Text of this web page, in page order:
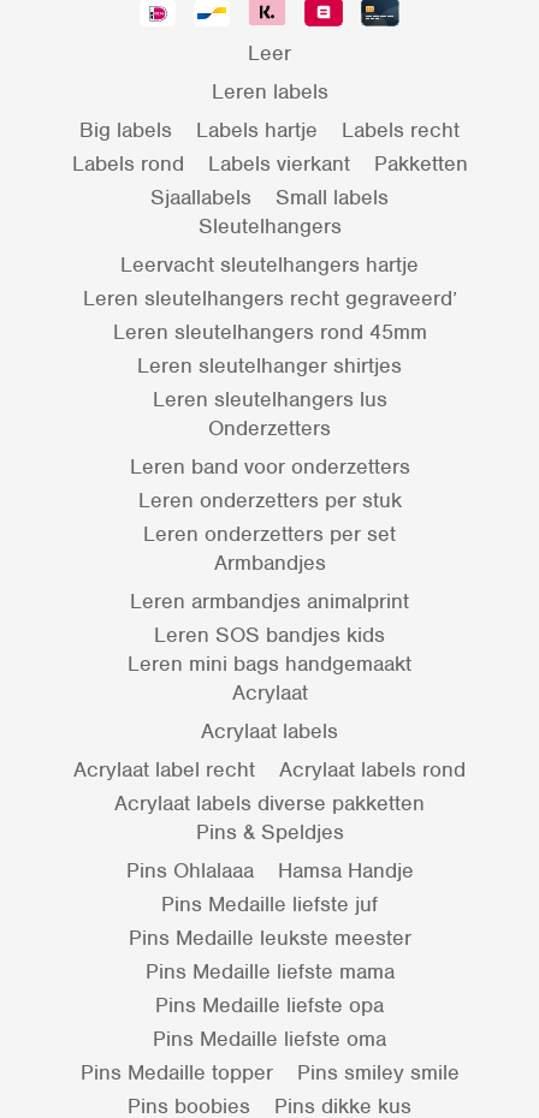
Leer
Leren labels
Big labels
Labels hartje
Labels recht
Labels rond
Labels vierkant
Pakketten
Sjaallabels
Small labels
Sleutelhangers
Leervacht sleutelhangers hartje
Leren sleutelhangers recht gegraveerd’
Leren sleutelhangers rond 45mm
Leren sleutelhanger shirtjes
Leren sleutelhangers lus
Onderzetters
Leren band voor onderzetters
Leren onderzetters per stuk
Leren onderzetters per set
Armbandjes
Leren armbandjes animalprint
Leren SOS bandjes kids
Leren mini bags handgemaakt
Acrylaat
Acrylaat labels
Acrylaat label recht
Acrylaat labels rond
Acrylaat labels diverse pakketten
Pins & Speldjes
Pins Ohlalaaa
Hamsa Handje
Pins Medaille liefste juf
Pins Medaille leukste meester
Pins Medaille liefste mama
Pins Medaille liefste opa
Pins Medaille liefste oma
Pins Medaille topper
Pins smiley smile
Pins boobies
Pins dikke kus